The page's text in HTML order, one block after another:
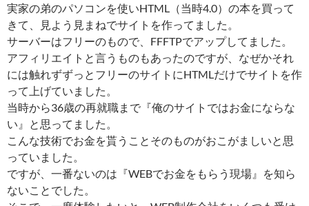
実家の弟のパソコンを使いHTML（当時4.0）の本を買って
きて、見よう見まねでサイトを作ってました。
サーバーはフリーのもので、FFFTPでアップしてました。
アフィリエイトと言うものもあったのですが、なぜかそれ
には触れずずっとフリーのサイトにHTMLだけでサイトを作
って上げていました。
当時から36歳の再就職まで『俺のサイトではお金にならな
い』と思ってました。
こんな技術でお金を貰うことそのものがおこがましいと思
っていました。
ですが、一番ないのは『WEBでお金をもらう現場』を知ら
ないことでした。